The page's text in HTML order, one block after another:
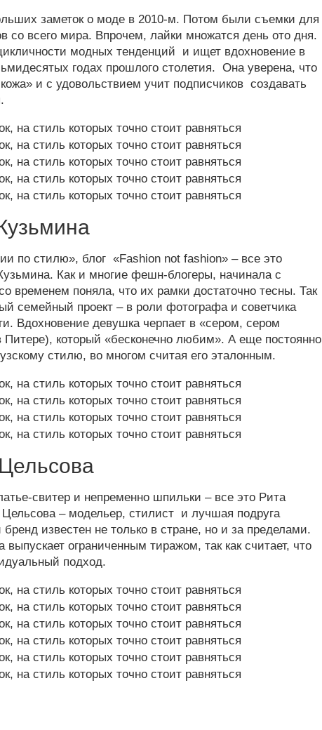
заметок о моде в 2010-м. Потом были съемки для
со всего мира. Впрочем, лайки множатся день ото дня.
модных тенденций и ищет вдохновение в
годах прошлого столетия. Она уверена, что
и с удовольствием учит подписчиков создавать
по стилю», блог «Fashion not fashion» – все это
Как и многие фешн-блогеры, начинала с
временем поняла, что их рамки достаточно тесны. Так
семейный проект – в роли фотографа и советчика
Вдохновение девушка черпает в «сером, сером
Питере), который «бесконечно любим». А еще постоянно
стилю, во многом считая его эталонным.
свитер и непременно шпильки – все это Рита
– модельер, стилист и лучшая подруга
известен не только в стране, но и за пределами.
ограниченным тиражом, так как считает, что
подход.